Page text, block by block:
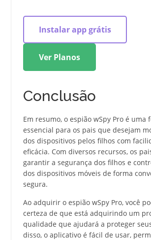
Instalar app grátis
Ver Planos
Conclusão
Em resumo, o espião wSpy Pro é uma
essencial para os pais que desejam
dos dispositivos pelos filhos com
eficácia. Com diversos recursos, os
garantir a segurança dos filhos e
dos dispositivos móveis de forma
segura.
Ao adquirir o espião wSpy Pro, você
certeza de que está adquirindo um
qualidade que ajudará a proteger
disso, o aplicativo é fácil de usar,